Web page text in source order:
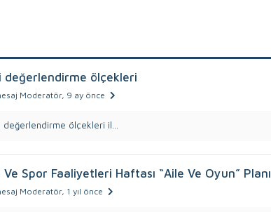
değerlendirme ölçekleri
Moderatör, 9 ay önce
değerlendirme ölçekleri il...
Ve Spor Faaliyetleri Haftası “Aile Ve Oyun” Planı
Moderatör, 1 yıl önce